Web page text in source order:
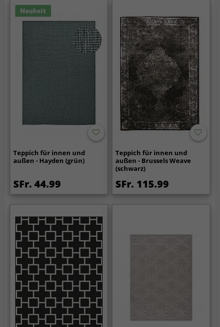
Neuheit
Teppich für innen und
außen - Hayden (grün)
SFr. 44.99
Teppich für innen und
außen - Brussels Weave
(schwarz)
SFr. 115.99